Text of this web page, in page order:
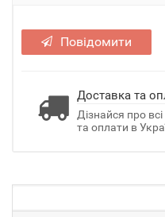
Повідомити
Доставка та
Дізнайся про
та оплати в